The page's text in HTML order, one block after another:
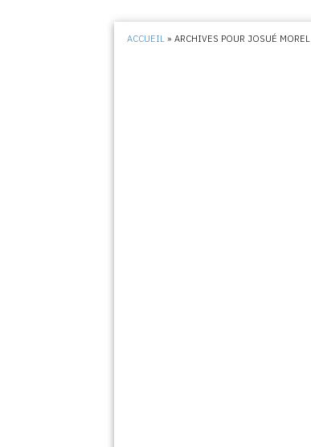
ACCUEIL »ARCHIVES POUR JOSUÉ MOREL